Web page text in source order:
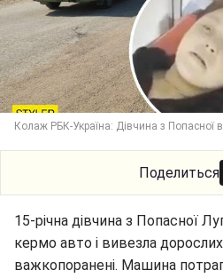
Колаж РБК-Україна: Дівчина з Попасної
Поделиться
15-річна дівчина з Попасної
кермо авто і вивезла
важкопоранені. Машина